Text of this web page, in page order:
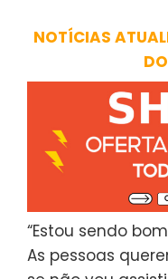
NOTÍCIAS
“Estou sendo
As pessoas